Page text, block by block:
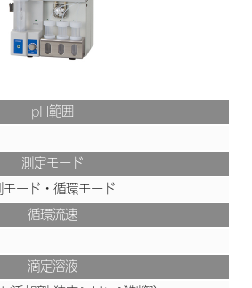
pH範囲
測定モード
ード・循環モード
循環流速
滴定溶液